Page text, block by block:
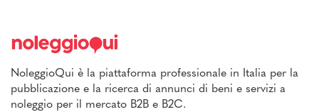
NoleggioQui è la piattaforma professionale in Italia per la
pubblicazione e la ricerca di annunci di beni e servizi a
noleggio per il mercato B2B e B2C.